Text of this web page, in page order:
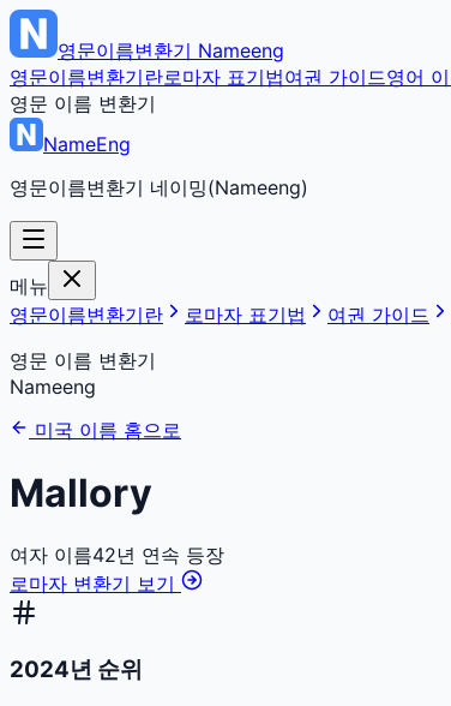
영문이름변환기 Nameeng
영문이름변환기란로마자 표기법여권 가이드영어
영문 이름 변환기
NameEng
영문이름변환기 네이밍(Nameeng)
메뉴
영문이름변환기란
로마자 표기법 여권 가이드
영문 이름 변환기
Nameeng
미국 이름 홈으로
Mallory
여자 이름42년 연속 등장
로마자 변환기 보기
2024년 순위